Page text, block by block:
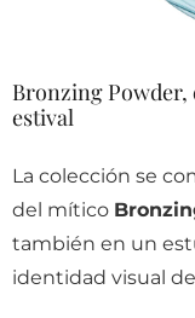
Bronzing
estival
La colección se
del mítico
también en un
identidad visual